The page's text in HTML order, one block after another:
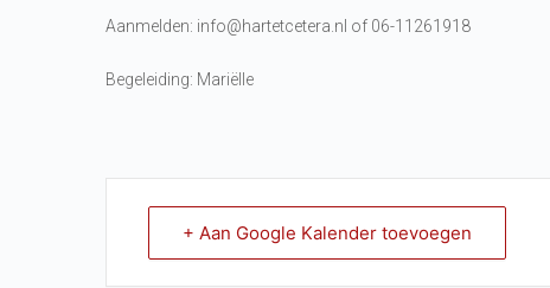
Aanmelden: info@hartetcetera.nl of 06-11261918
Begeleiding: Mariëlle
+ Aan Google Kalender toevoegen